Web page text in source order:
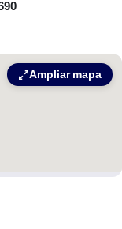
Ampliar mapa